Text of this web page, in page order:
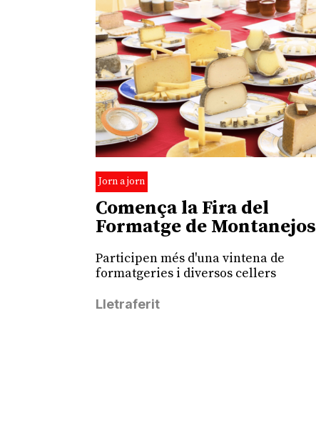
Jorn a jorn
Comença la Fira del
Formatge de Montanejos
Participen més d'una vintena de
formatgeries i diversos cellers
Lletraferit